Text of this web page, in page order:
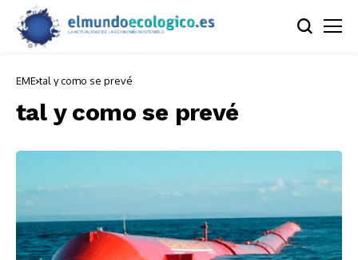
EME tal y como se prevé
tal y como se prevé